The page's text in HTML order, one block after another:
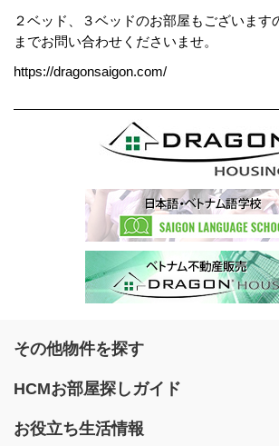
２ベッド、３ベッドのお部屋もございます
までお問い合わせくださいませ。
https://dragonsaigon.com/
その他物件を探す
HCMお部屋探しガイド
お役立ち生活情報